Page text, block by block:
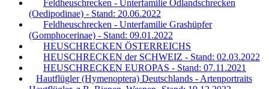
Feldheuschrecken - Unterfamilie Ödlandschrecken
(Oedipodinae) - Stand: 20.06.2022
Feldheuschrecken - Unterfamilie Grashüpfer
(Gomphocerinae) - Stand: 09.01.2022
HEUSCHRECKEN ÖSTERREICHS
HEUSCHRECKEN der SCHWEIZ - Stand: 02.03.2022
HEUSCHRECKEN EUROPAS - Stand: 07.11.2021
Hautflügler (Hymenoptera) Deutschlands - Artenportraits